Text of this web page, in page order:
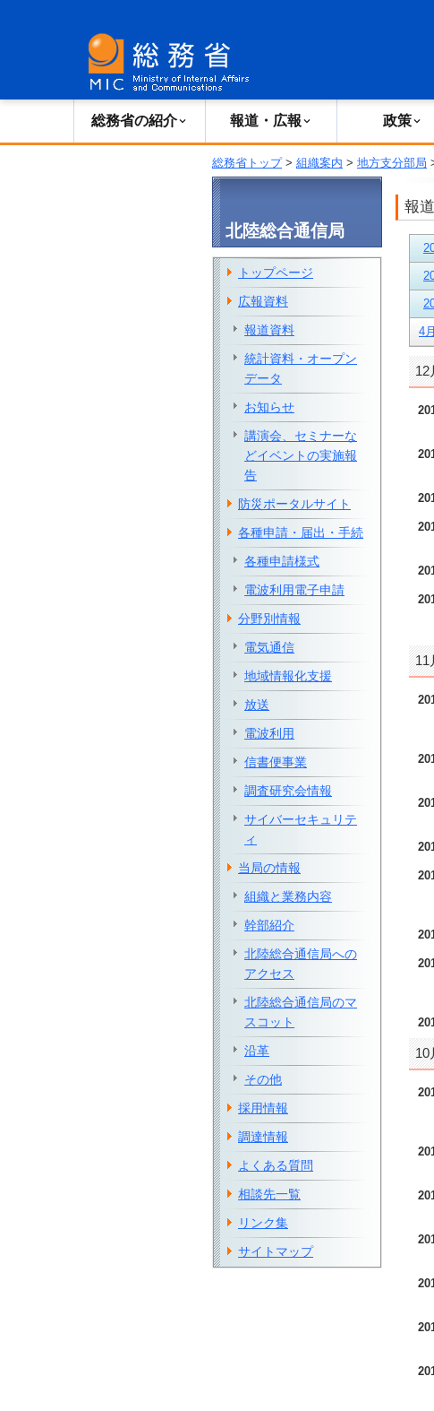
総務省の紹介 報道・広報 政策
総務省トップ> 組織案内 > 地方支分部局
報
4月
12
11
10
北陸総合通信局
トップページ
広報資料
報道資料
統計資料・オープン
データ
お知らせ
講演会、セミナーな
どイベントの実施報
告
防災ポータルサイト
各種申請・届出・手続
各種申請様式
電波利用電子申請
分野別情報
電気通信
地域情報化支援
放送
電波利用
信書便事業
調査研究会情報
サイバーセキュリテ
ィ
当局の情報
組織と業務内容
幹部紹介
北陸総合通信局への
アクセス
北陸総合通信局のマ
スコット
沿革
その他
採用情報
調達情報
よくある質問
相談先一覧
リンク集
サイトマップ